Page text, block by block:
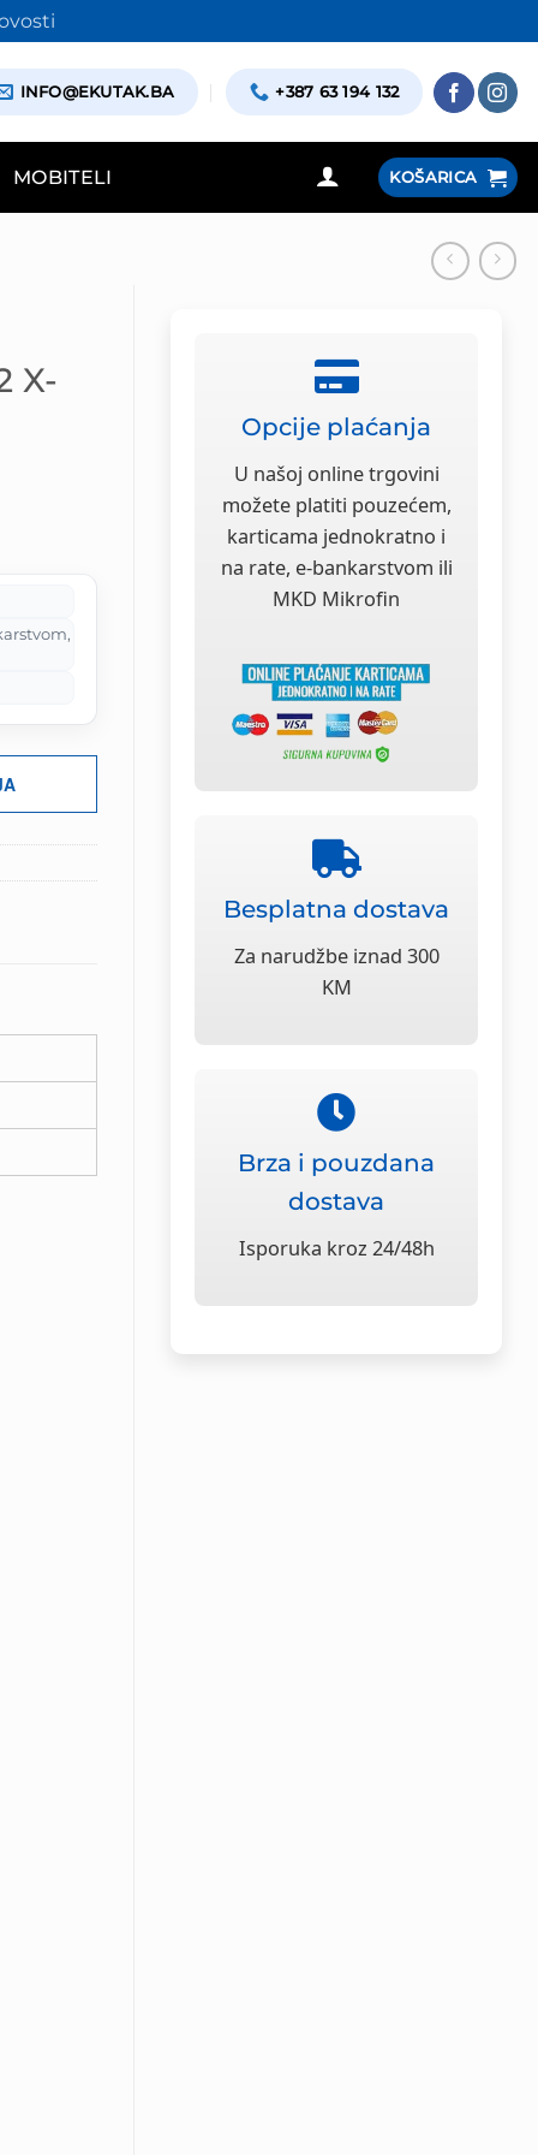
INFO@EKUTAK.BA +387 63 194 132
MOBITELI KOŠARICA
Opcije plaćanja
U našoj online trgovini
možete platiti pouzećem,
karticama jednokratno i
na rate, e-bankarstvom ili
MKD Mikrofin
Besplatna dostava
Za narudžbe iznad 300
KM
Brza i pouzdana
dostava
Isporuka kroz 24/48h
X-